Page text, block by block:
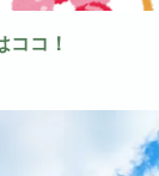
ココ！